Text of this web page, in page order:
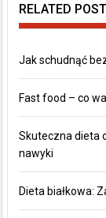
RELATED POST
Jak schudnąć
Fast food – co
Skuteczna dieta
nawyki
Dieta białkowa: